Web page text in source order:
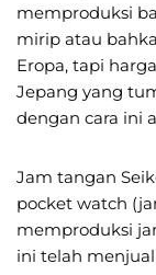
memproduksi
mirip atau
Eropa, tapi
Jepang yang
dengan cara ini
Jam tangan
pocket watch
memproduksi
ini telah